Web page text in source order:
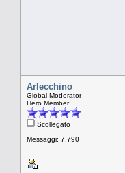
Arlecchino
Global Moderator
Hero Member
Scollegato
Messaggi: 7.790